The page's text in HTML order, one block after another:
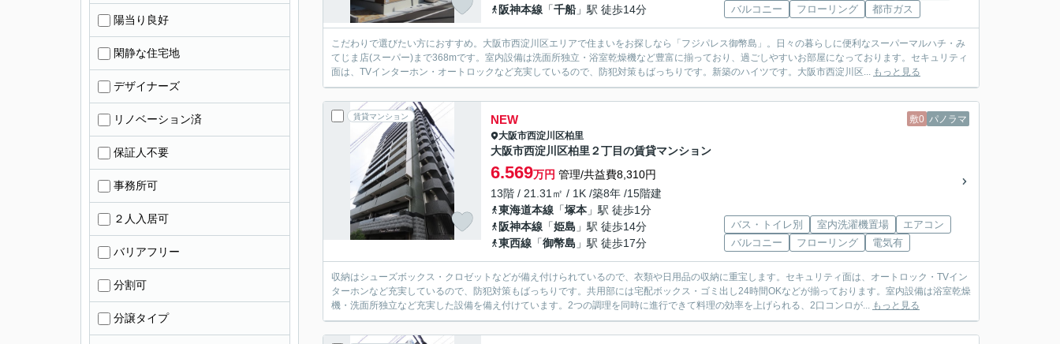
阪神本線 「千船」駅 徒歩14分
バルコニー
フローリング 都市ガス
こだわりで選びたい方におすすめ。大阪市西淀川区エリアで住まいをお探しなら「フジパレス御幣島」。日々の暮らしに便利なスーパーマルハチ・み
てじま店(スーパー)まで368mです。室内設備は洗面所独立・浴室乾燥機など豊富に揃っており、過ごしやすいお部屋になっております。セキュリティ
面は、TVインターホン・オートロックなど充実しているので、防犯対策もばっちりです。新築のハイツです。大阪市西淀川区... もっと見る
賃貸マンション 敷0 パノラマ
NEW
大阪市西淀川区柏里
大阪市西淀川区柏里２丁目の賃貸マンション
6.569万円 管理/共益費8,310円
13階 / 21.31㎡ / 1K /築8年 /15階建
東海道本線 「塚本 」駅 徒歩1分
阪神本線 「姫島 」駅 徒歩14分
東西線 「御幣島 」駅 徒歩17分
バス・トイレ別 室内洗濯機置場
エアコン
バルコニー
フローリング 電気有
収納はシューズボックス・クロゼットなどが備え付けられているので、衣類や日用品の収納に重宝します。セキュリティ面は、オートロック・TVイン
ターホンなど充実しているので、防犯対策もばっちりです。共用部には宅配ボックス・ゴミ出し24時間OKなどが揃っております。室内設備は浴室乾燥
機・洗面所独立など充実した設備を備え付けています。2つの調理を同時に進行できて料理の効率を上げられる、2口コンロが... もっと見る
陽当り良好
閑静な住宅地
デザイナーズ
リノベーション済
保証人不要
事務所可
２人入居可
バリアフリー
分割可
分譲タイプ